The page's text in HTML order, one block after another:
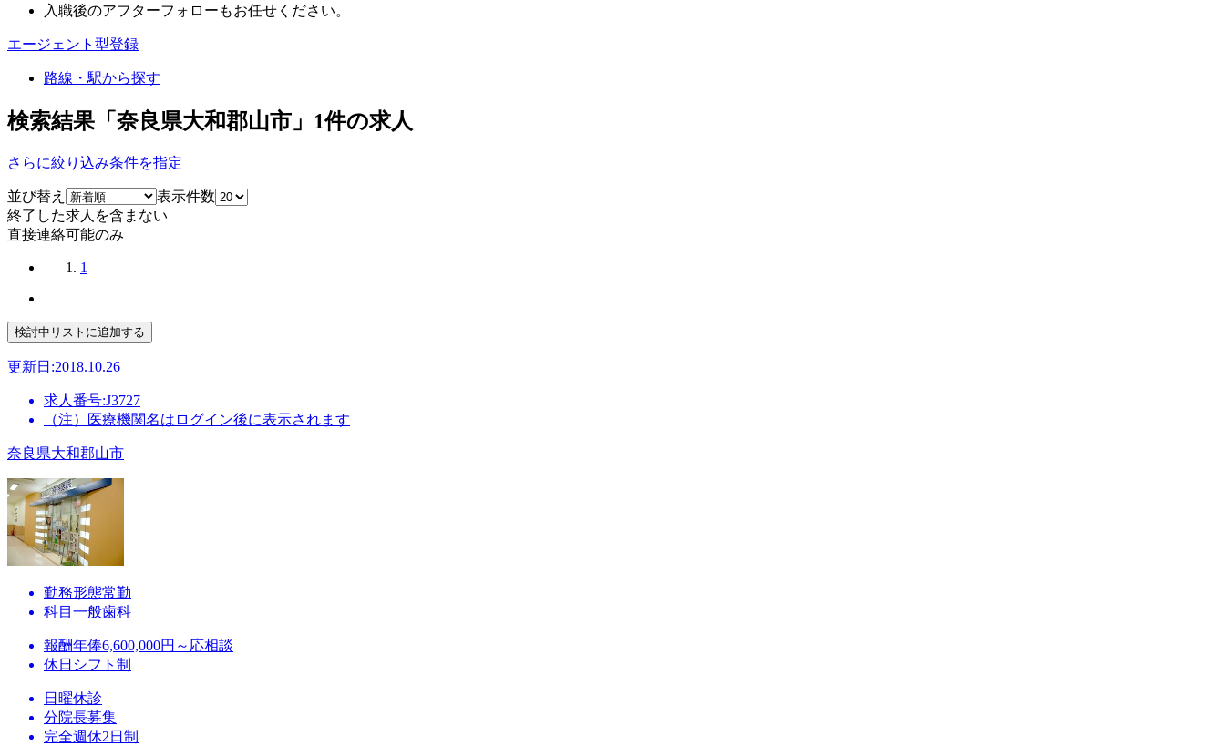
入職後のアフターフォローもお任せください。
エージェント型登録
路線・駅から探す
検索結果「奈良県大和郡山市」 1件の求人
さらに絞り込み条件を指定
並び替え
表示件数
終了した求人を含まない
直接連絡可能のみ
1
更新日:2018.10.26
求人番号:J3727
（注）医療機関名はログイン後に表示されます
奈良県大和郡山市
勤務形態常勤
科目 一般歯科
報酬年俸6,600,000円～応相談
休日 シフト制
日曜休診
分院長募集
完全週休2日制